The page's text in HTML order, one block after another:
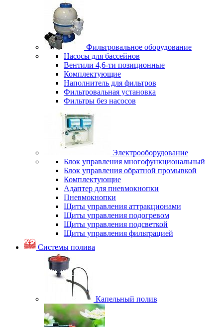
Фильтровальное оборудование
Насосы для бассейнов
Вентили 4,6-ти позиционные
Комплектующие
Наполнитель для фильтров
Фильтровальная установка
Фильтры без насосов
Электрооборудование
Блок управления многофункциональный
Блок управления обратной промывкой
Комплектующие
Адаптер для пневмокнопки
Пневмокнопки
Щиты управления аттракционами
Щиты управления подогревом
Щиты управления подсветкой
Щиты управления фильтрацией
Системы полива
Капельный полив